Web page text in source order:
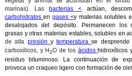
marinas). Las bacterias < actúan,
carbohidratosen gases <y materias solubles
desalojados del depósito. Permanecen los
grasas y otras materias estables, solubles en
de alta presión ytemperaturase desprende
carboxílicos, y H2O de los ácidos hidroxílicos
residuo bituminoso. La continuación de
provoca un craqueo ligero con formación de